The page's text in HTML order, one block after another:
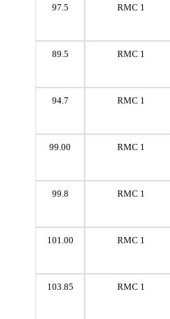
97.5 RMC 1
89.5 RMC 1
94.7 RMC 1
99.00 RMC 1
99.8 RMC 1
101.00 RMC 1
103.85 RMC 1